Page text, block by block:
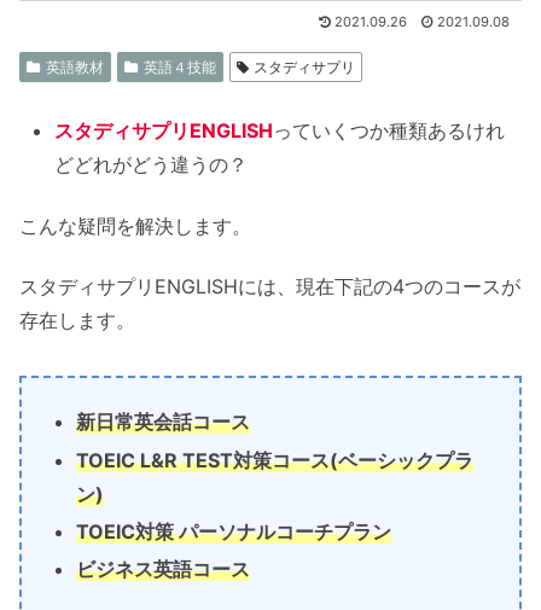
2021.09.26 2021.09.08
英語教材 英語４技能 スタディサプリ
スタディサプリENGLISHっていくつか種類あるけれ
どどれがどう違うの？
こんな疑問を解決します。
スタディサプリENGLISHには、現在下記の4つのコースが
存在します。
新日常英会話コース
TOEIC L&R TEST対策コース(ベーシックプラ
ン)
TOEIC対策 パーソナルコーチプラン
ビジネス英語コース